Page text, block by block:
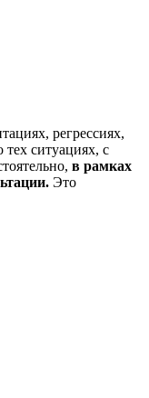
регрессиях,
ситуациях, с
в рамках
Это